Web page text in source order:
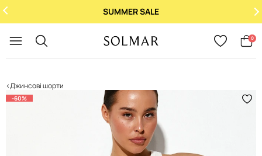
SUMMER SALE
0
Джинсові шорти
-60%